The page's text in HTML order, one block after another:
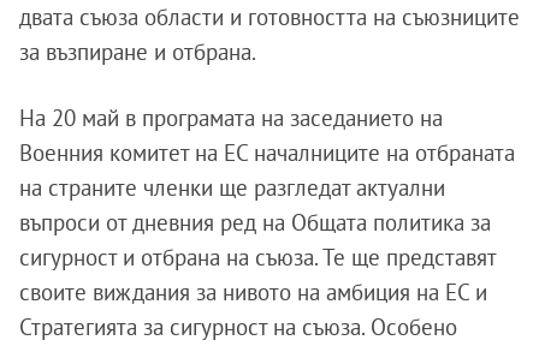
двата съюза области и готовността на съюзниците
за възпиране и отбрана.
На 20 май в програмата на заседанието на
Военния комитет на ЕС началниците на отбраната
на страните членки ще разгледат актуални
въпроси от дневния ред на Общата политика за
сигурност и отбрана на съюза. Те ще представят
своите виждания за нивото на амбиция на ЕС и
Стратегията за сигурност на съюза. Особено